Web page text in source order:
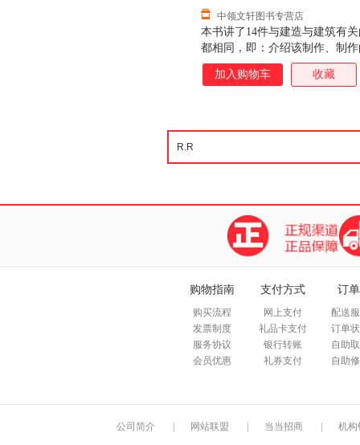
本书讲了14件与建造与建筑有
都相同，即：介绍该制作、制
料或工具明细单，最后会就“你
识。
中领文轩图书专营店
加入购物车 收藏
购物指南
购买流程
发票制度
服务协议
会员优惠
支付方式
网上支付
礼品卡支付
银行转账
礼券支付
订
配送
订单
自助
自助
公司简介 网站联盟 当当招商 机构